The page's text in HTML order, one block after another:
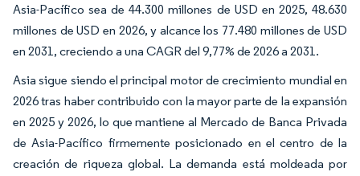
Asia-Pacífico sea de 44.300 millones de USD en 2025, 48.630
millones de USD en 2026, y alcance los 77.480 millones de USD
en 2031, creciendo a una CAGR del 9,77% de 2026 a 2031.
Asia sigue siendo el principal motor de crecimiento mundial en
2026 tras haber contribuido con la mayor parte de la expansión
en 2025 y 2026, lo que mantiene al Mercado de Banca Privada
de Asia-Pacífico firmemente posicionado en el centro de la
creación de riqueza global. La demanda está moldeada por